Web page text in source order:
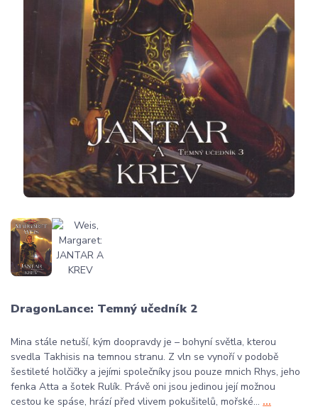
DragonLance: Temný učedník 2
Mina stále netuší, kým doopravdy je – bohyní světla, kterou
svedla Takhisis na temnou stranu. Z vln se vynoří v podobě
šestileté holčičky a jejími společníky jsou pouze mnich Rhys, jeho
fenka Atta a šotek Rulík. Právě oni jsou jedinou její možnou
cestou ke spáse, hrází před vlivem pokušitelů, mořské... ...